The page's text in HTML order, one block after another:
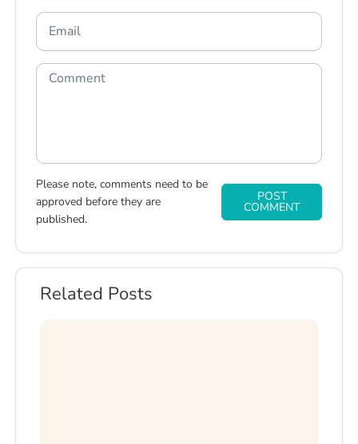
Please note, comments need to be
approved before they are
published.
POST
COMMENT
Related Posts